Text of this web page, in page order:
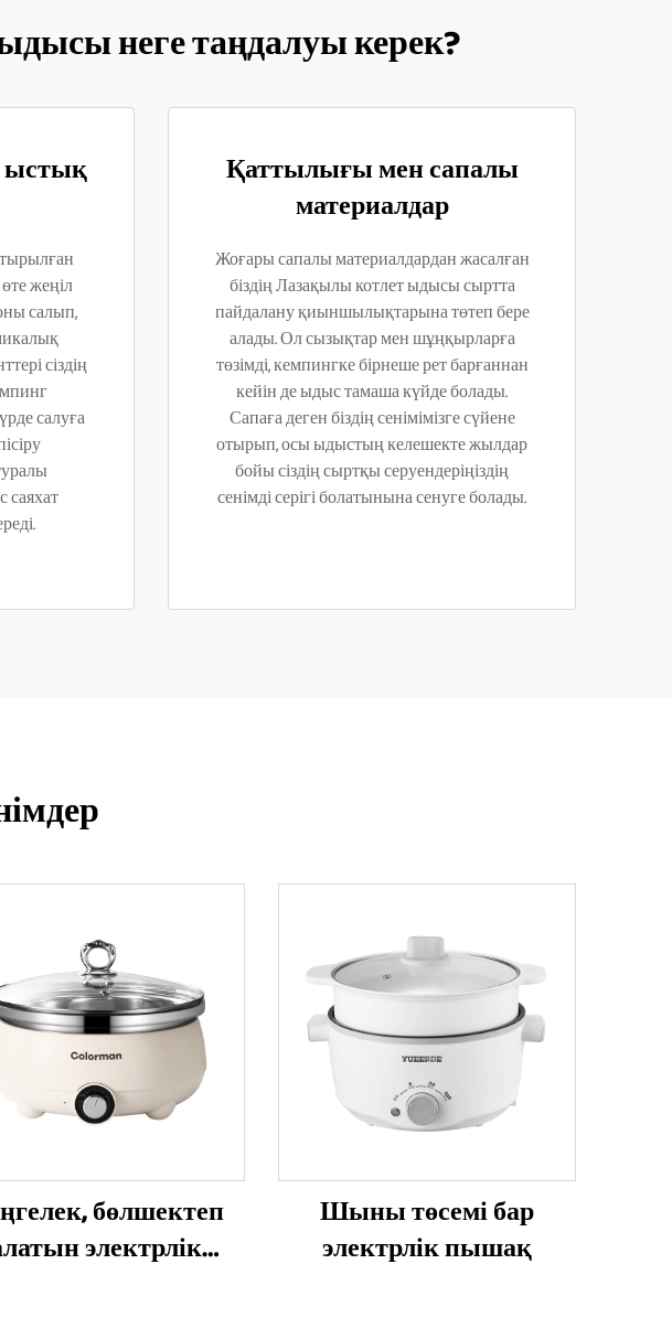
неге таңдалуы керек?
жеңіл
салып,
сіздің
салуға
саяхат
Қаттылығы мен сапалы
материалдар
Жоғары сапалы материалдардан жасалған
біздің Лазақылы котлет ыдысы сыртта
пайдалану қиыншылықтарына төтеп бере
алады. Ол сызықтар мен шұңқырларға
төзімді, кемпингке бірнеше рет барғаннан
кейін де ыдыс тамаша күйде болады.
Сапаға деген біздің сенімімізге сүйене
отырып, осы ыдыстың келешекте жылдар
бойы сіздің сыртқы серуендеріңіздің
сенімді серігі болатынына сенуге болады.
бөлшектеп
электрлік
Шыны төсемі бар
электрлік пышақ